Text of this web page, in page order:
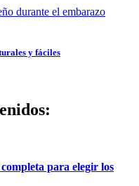
y fáciles
para elegir los